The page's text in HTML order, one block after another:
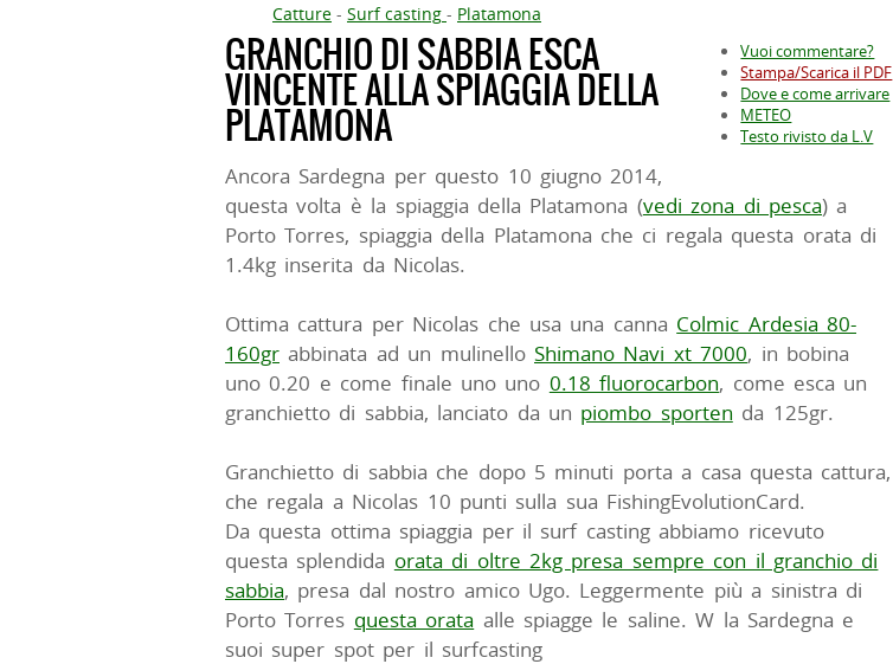
Catture - Surf casting - Platamona
Vuoi commentare?
Stampa/Scarica il PDF
Dove e come arrivare
METEO
Testo rivisto da L.V
GRANCHIO DI SABBIA ESCA
VINCENTE ALLA SPIAGGIA DELLA
PLATAMONA
Ancora Sardegna per questo 10 giugno 2014,
questa volta è la spiaggia della Platamona (vedi zona di pesca) a
Porto Torres, spiaggia della Platamona che ci regala questa orata di
1.4kg inserita da Nicolas.
Ottima cattura per Nicolas che usa una canna Colmic Ardesia 80-
160gr abbinata ad un mulinello Shimano Navi xt 7000, in bobina
uno 0.20 e come finale uno uno 0.18 fluorocarbon, come esca un
granchietto di sabbia, lanciato da un piombo sporten da 125gr.
Granchietto di sabbia che dopo 5 minuti porta a casa questa cattura,
che regala a Nicolas 10 punti sulla sua FishingEvolutionCard.
Da questa ottima spiaggia per il surf casting abbiamo ricevuto
questa splendida orata di oltre 2kg presa sempre con il granchio di
sabbia, presa dal nostro amico Ugo. Leggermente più a sinistra di
Porto Torres questa orata alle spiagge le saline. W la Sardegna e
suoi super spot per il surfcasting